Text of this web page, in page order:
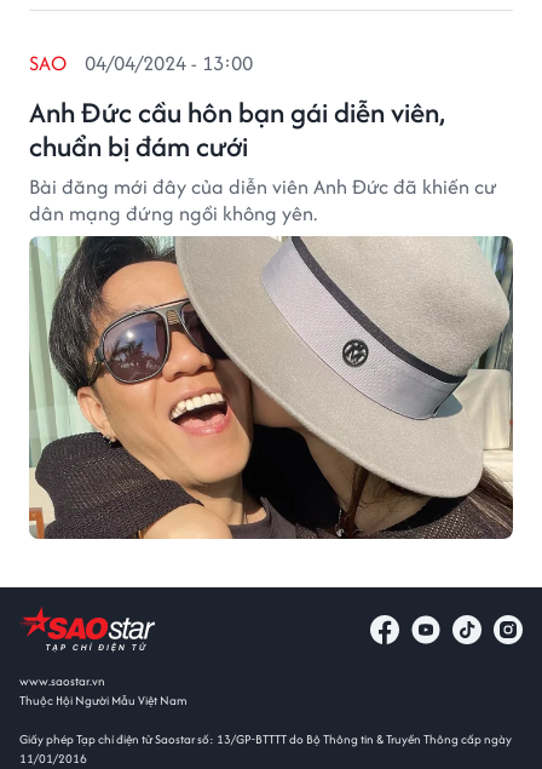
Anh Đức cầu hôn bạn gái diễn viên,
chuẩn bị đám cưới
SAO 04/04/2024 - 13:00
Bài đăng mới đây của diễn viên Anh Đức đã khiến cư
dân mạng đứng ngồi không yên.
www.saostar.vn
Thuộc Hội Người Mẫu Việt Nam
Giấy phép Tạp chí điện tử Saostar số: 13/GP-BTTTT do Bộ Thông tin & Truyền Thông cấp ngày
11/01/2016